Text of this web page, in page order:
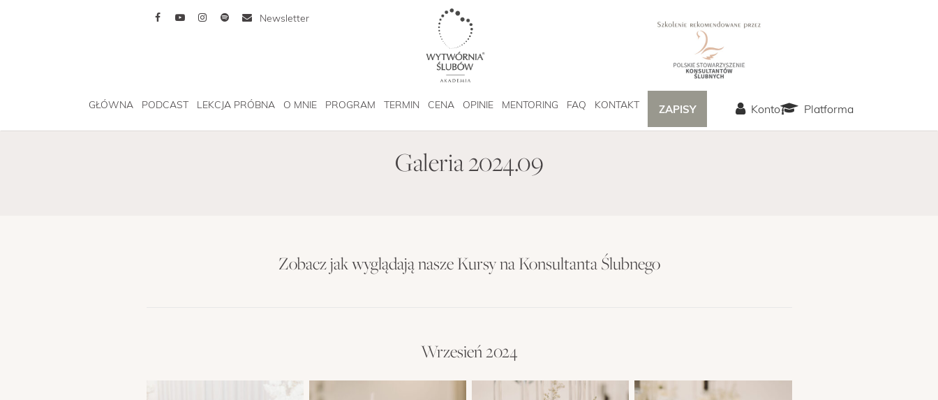
Newsletter
GŁÓWNA PODCAST LEKCJA PRÓBNA O MNIE PROGRAM TERMIN CENA OPINIE MENTORING FAQ KONTAKT ZAPISY Konto Platforma
Galeria 2024.09
Zobacz jak wyglądają nasze Kursy na Konsultanta Ślubnego
Wrzesień 2024